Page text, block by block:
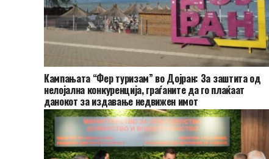
Кампањата “Фер туризам” во Дојран: За заштита од
нелојална конкуренција, граѓаните да го плаќаат
данокот за издавање недвижен имот